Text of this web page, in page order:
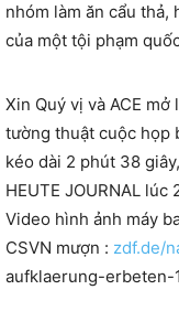
nhóm làm ăn cẩu thả,
của một tội phạm
Xin Quý vị và ACE
tường thuật cuộc họp
kéo dài 2 phút 38
HEUTE JOURNAL
Video hình ảnh máy
CSVN mượn : zdf.de/
aufklaerung-erbeten-